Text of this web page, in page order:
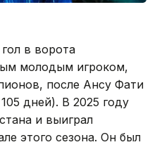
в ворота
молодым игроком,
после Ансу Фати
дней). В 2025 году
и выиграл
этого сезона. Он был